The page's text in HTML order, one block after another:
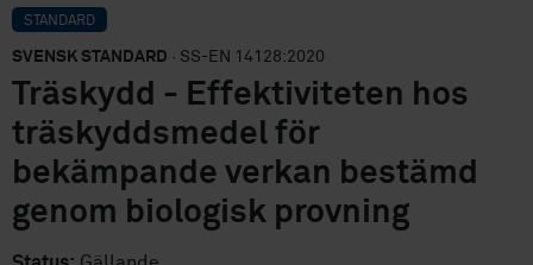
STANDARD
SVENSK STANDARD · SS-EN 14128:2020
Träskydd - Effektiviteten hos
träskyddsmedel för
bekämpande verkan bestämd
genom biologisk provning